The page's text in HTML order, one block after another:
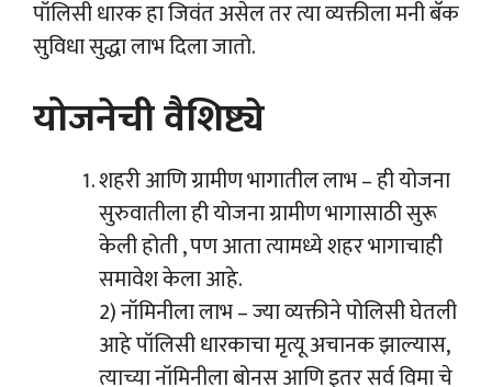
पॉलिसी धारक हा जिवंत असेल तर त्या व्यक्तीला मनी बॅक
सुविधा सुद्धा लाभ दिला जातो.
योजनेची वैशिष्ट्ये
शहरी आणि ग्रामीण भागातील लाभ – ही योजना
सुरुवातीला ही योजना ग्रामीण भागासाठी सुरू
केली होती , पण आता त्यामध्ये शहर भागाचाही
समावेश केला आहे.
2) नॉमिनीला लाभ – ज्या व्यक्तीने पोलिसी घेतली
आहे पॉलिसी धारकाचा मृत्यू अचानक झाल्यास,
त्याच्या नॉमिनीला बोनस आणि इतर सर्व विमा चे